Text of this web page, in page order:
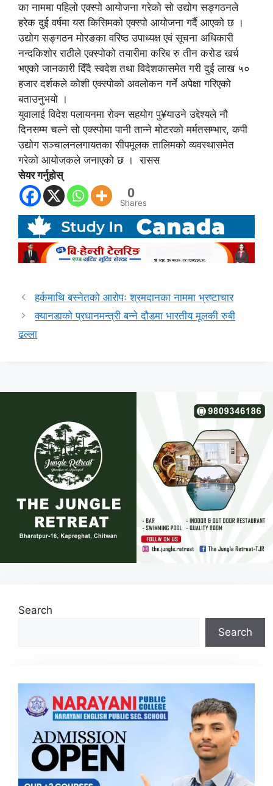
का नाममा पहिलो एक्स्पो आयोजना गरेको सो उद्योग सङ्गठनले
हरेक दुई वर्षमा यस किसिमको एक्स्पो आयोजना गर्दै आएको छ ।
उद्योग सङ्गठन मोरङका वरिष्ठ उपाध्यक्ष एवं सूचना अधिकारी
नन्दकिशोर राठीले एक्स्पोको तयारीमा करिब रु तीन करोड खर्च
भएको जानकारी दिँदै स्वदेश तथा विदेशकासमेत गरी दुई लाख ५०
हजार दर्शकले कोशी एक्स्पोको अवलोकन गर्ने अपेक्षा गरिएको
बताउनुभयो ।
युवालाई विदेश पलायनमा रोक्न सहयोग पु¥याउने उद्देश्यले नौ
दिनसम्म चल्ने सो एक्स्पोमा पानी तान्ने मोटरको मर्मतसम्भार, कपी
उद्योग सञ्चालनलगायतका सीपमूलक तालिमको व्यवस्थासमेत
गरेको आयोजकले जनाएको छ । रासस
सेयर गर्नुहोस्
0
Shares
हर्कमाथि बस्नेतको आरोपः श्रमदानका नाममा भ्रष्टाचार
क्यानडाको प्रधानमन्त्री बन्ने दौडमा भारतीय मूलकी रुबी
ढल्ला
Search
Search